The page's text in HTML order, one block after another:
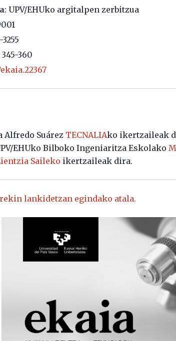
: UPV/EHUko argitalpen zerbitzua
345-360
ekaia.22367
Alfredo Suárez TECNALIAko ikertzaileak
EHUko Bilboko Ingeniaritza Eskolako
Saileko ikertzaileak dira.
lankidetzan egindako atala.